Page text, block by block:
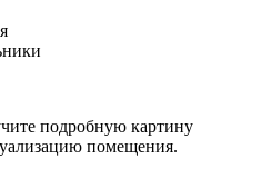
подробную картину
помещения.